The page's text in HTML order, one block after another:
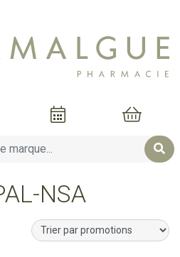
Mon
NSA